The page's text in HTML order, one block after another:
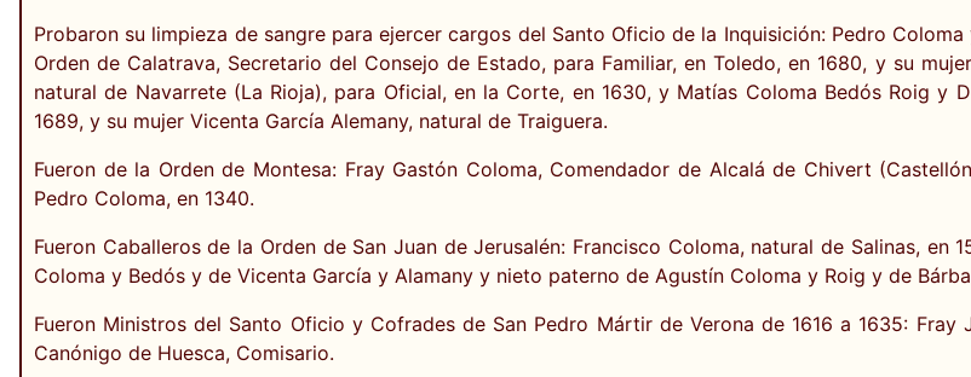
Probaron su limpieza de sangre para ejercer cargos del Santo Oficio de la Inquisición: Pedro
Orden de Calatrava, Secretario del Consejo de Estado, para Familiar, en Toledo, en 1680, y su
natural de Navarrete (La Rioja), para Oficial, en la Corte, en 1630, y Matías Coloma Bedós Roig y
1689, y su mujer Vicenta García Alemany, natural de Traiguera.
Fueron de la Orden de Montesa: Fray Gastón Coloma, Comendador de Alcalá de Chivert
Pedro Coloma, en 1340.
Fueron Caballeros de la Orden de San Juan de Jerusalén: Francisco Coloma, natural de Salinas,
Coloma y Bedós y de Vicenta García y Alamany y nieto paterno de Agustín Coloma y Roig y de
Fueron Ministros del Santo Oficio y Cofrades de San Pedro Mártir de Verona de 1616 a 1635:
Canónigo de Huesca, Comisario.